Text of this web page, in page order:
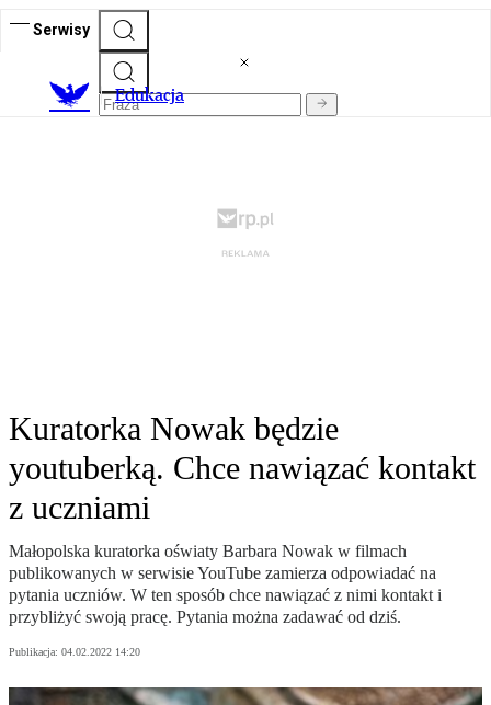
Serwisy
Edukacja
Kuratorka Nowak będzie
youtuberką. Chce nawiązać kontakt
z uczniami
Małopolska kuratorka oświaty Barbara Nowak w filmach
publikowanych w serwisie YouTube zamierza odpowiadać na
pytania uczniów. W ten sposób chce nawiązać z nimi kontakt i
przybliżyć swoją pracę. Pytania można zadawać od dziś.
Publikacja: 04.02.2022 14:20